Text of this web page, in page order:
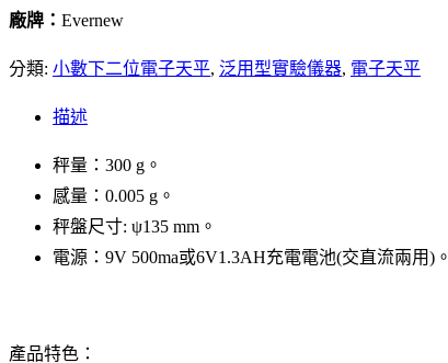
廠牌： Evernew
分類: 小數下二位電子天平, 泛用型實驗儀器, 電子天平
描述
秤量：300 g。
感量：0.005 g。
秤盤尺寸: ψ135 mm。
電源：9V 500ma或6V1.3AH充電電池(交直流兩用)。
產品特色：